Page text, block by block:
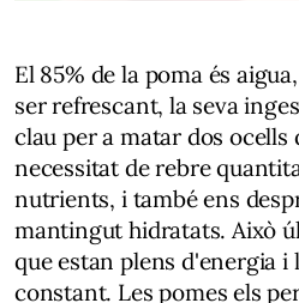
El 85% de la poma és
ser refrescant, la seva
clau per a matar dos
necessitat de rebre
nutrients, i també ens
mantingut hidratats. Això
que estan plens d'energia i
constant. Les pomes els